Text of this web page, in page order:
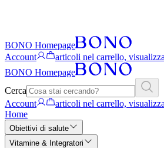
BONO Homepage
Account
articoli nel carrello,
BONO Homepage
Cerca
Account
articoli nel carrello,
Home
Obiettivi di salute
Vitamine & Integratori